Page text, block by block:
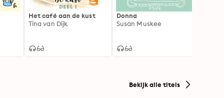
Het café aan de kust
Tina van Dijk
Donna
Susan Muskee
Bekijk alle titels